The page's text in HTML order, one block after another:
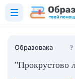
Образовака ❓
"Прокрустово